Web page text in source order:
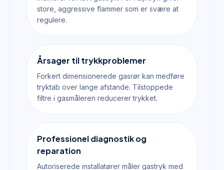
store, aggressive flammer som er svære at
regulere.
Årsager til trykkproblemer
Forkert dimensionerede gasrør kan medføre
tryktab over lange afstande. Tilstoppede
filtre i gasmåleren reducerer trykket.
Professionel diagnostik og
reparation
Autoriserede installatører måler gastryk med